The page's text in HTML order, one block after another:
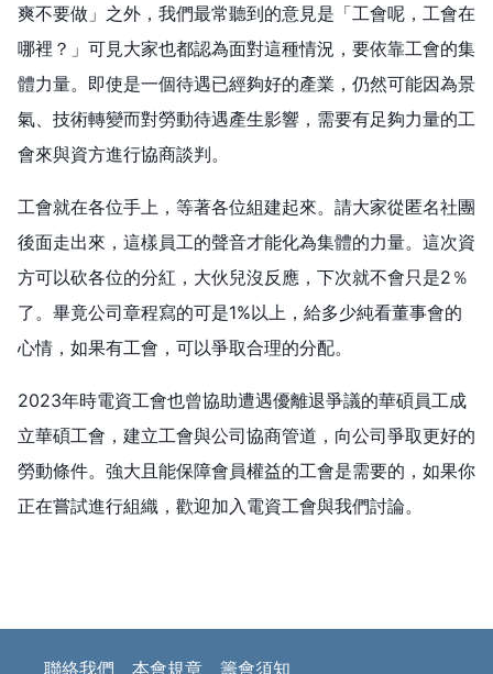
爽不要做」之外，我們最常聽到的意見是「工會呢，工會在
哪裡？」可見大家也都認為面對這種情況，要依靠工會的集
體力量。即使是一個待遇已經夠好的產業，仍然可能因為景
氣、技術轉變而對勞動待遇產生影響，需要有足夠力量的工
會來與資方進行協商談判。
工會就在各位手上，等著各位組建起來。請大家從匿名社團
後面走出來，這樣員工的聲音才能化為集體的力量。這次資
方可以砍各位的分紅，大伙兒沒反應，下次就不會只是2％
了。畢竟公司章程寫的可是1%以上，給多少純看董事會的
心情，如果有工會，可以爭取合理的分配。
2023年時電資工會也曾協助遭遇優離退爭議的華碩員工成
立華碩工會，建立工會與公司協商管道，向公司爭取更好的
勞動條件。強大且能保障會員權益的工會是需要的，如果你
正在嘗試進行組織，歡迎加入電資工會與我們討論。
聯絡我們 本會規章 籌會須知